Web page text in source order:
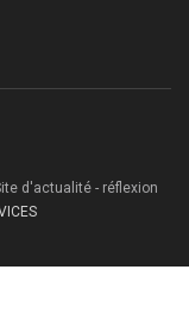
d'actualité - réflexion